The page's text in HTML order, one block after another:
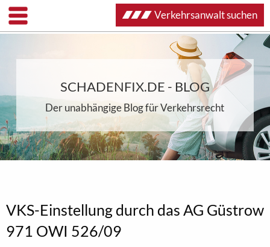
SCHADENFIX.DE - BLOG
Der unabhängige Blog für Verkehrsrecht
VKS-Einstellung durch das AG Güstrow
971 OWI 526/09
Verkehrsanwalt suchen